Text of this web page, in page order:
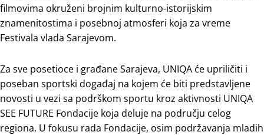
filmovima okruženi brojnim kulturno-istorijskim
znamenitostima i posebnoj atmosferi koja za vreme
Festivala vlada Sarajevom.
Za sve posetioce i građane Sarajeva, UNIQA će upriličiti i
poseban sportski događaj na kojem će biti predstavljene
novosti u vezi sa podrškom sportu kroz aktivnosti UNIQA
SEE FUTURE Fondacije koja deluje na području celog
regiona. U fokusu rada Fondacije, osim podržavanja mladih